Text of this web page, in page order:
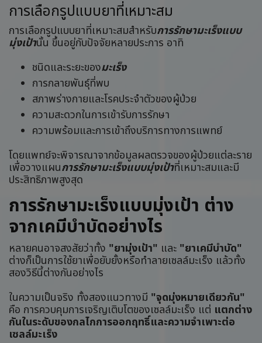
การเลือกรูปแบบยาที่เหมาะสม
การเลือกรูปแบบยาที่เหมาะสมสำหรับการรักษามะเร็งแบบ
มุ่งเป้านั้น ขึ้นอยู่กับปัจจัยหลายประการ อาทิ
ชนิดและระยะของมะเร็ง
การกลายพันธุ์ที่พบ
สภาพร่างกายและโรคประจำตัวของผู้ป่วย
ความสะดวกในการเข้ารับการรักษา
ความพร้อมและการเข้าถึงบริการทางการแพทย์
โดยแพทย์จะพิจารณาจากข้อมูลผลตรวจของผู้ป่วยแต่ละราย
เพื่อวางแผนการรักษามะเร็งแบบมุ่งเป้าที่เหมาะสมและมี
ประสิทธิภาพสูงสุด
การรักษามะเร็งแบบมุ่งเป้า ต่าง
จากเคมีบำบัดอย่างไร
หลายคนอาจสงสัยว่าทั้ง "ยามุ่งเป้า" และ "ยาเคมีบำบัด"
ต่างก็เป็นการใช้ยาเพื่อยับยั้งหรือทำลายเซลล์มะเร็ง แล้วทั้ง
สองวิธีนี้ต่างกันอย่างไร
ในความเป็นจริง ทั้งสองแนวทางมี "จุดมุ่งหมายเดียวกัน"
คือ การควบคุมการเจริญเติบโตของเซลล์มะเร็ง แต่ แตกต่าง
กันในระดับของกลไกการออกฤทธิ์และความจำเพาะต่อ
เซลล์มะเร็ง